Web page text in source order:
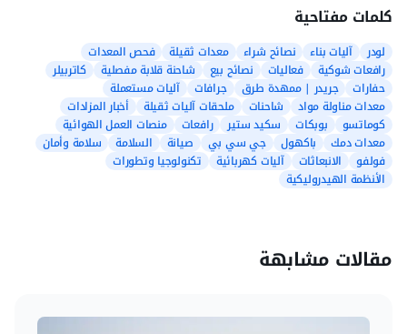
كلمات مفتاحية
لودر آليات بناء نصائح شراء معدات ثقيلة
فحص المعدات
رافعات شوكية
فعاليات نصائح بيع شاحنة قلابة مفصلية
كاتربيلر
حفارات
جريدر | ممهدة طرق جرافات
آليات مستعملة
معدات مناولة مواد
شاحنات ملحقات آليات ثقيلة
أخبار المزادات
كوماتسو
بوبكات سكيد ستير رافعات
منصات العمل الهوائية
معدات دمك
باكهول جي سي بي صيانة السلامة
سلامة وأمان
فولفو
الانبعاثات آليات كهربائية
تكنولوجيا وتطورات
الأنظمة الهيدروليكية
مقالات مشابهة